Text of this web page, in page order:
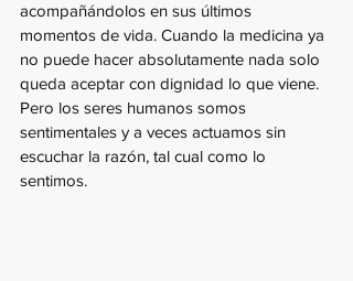
acompañándolos en sus últimos
momentos de vida. Cuando la medicina ya
no puede hacer absolutamente nada solo
queda aceptar con dignidad lo que viene.
Pero los seres humanos somos
sentimentales y a veces actuamos sin
escuchar la razón, tal cual como lo
sentimos.